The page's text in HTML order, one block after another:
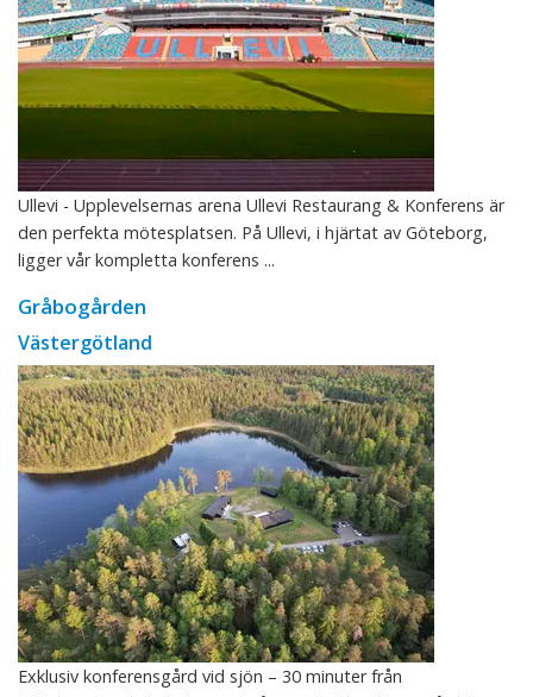
Ullevi - Upplevelsernas arena Ullevi Restaurang & Konferens är
den perfekta mötesplatsen. På Ullevi, i hjärtat av Göteborg,
ligger vår kompletta konferens ...
Gråbogården
Västergötland
Exklusiv konferensgård vid sjön – 30 minuter från